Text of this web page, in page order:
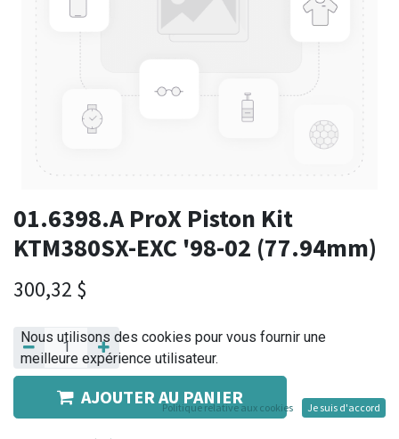
01.6398.A ProX Piston Kit
KTM380SX-EXC '98-02 (77.94mm)
300,32 $
AJOUTER AU PANIER
Nous utilisons des cookies pour vous fournir une
meilleure expérience utilisateur.
Politique relative aux cookies Je suis d'accord